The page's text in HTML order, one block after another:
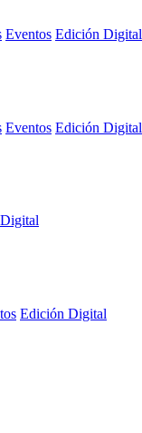
Eventos Edición Digital
Eventos Edición Digital
Edición Digital